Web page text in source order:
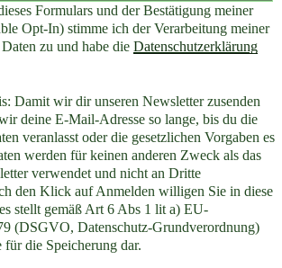
Formulars und der Bestätigung meiner
Opt-In) stimme ich der Verarbeitung meiner
zu und habe die Datenschutzerklärung
Damit wir dir unseren Newsletter zusenden
deine E-Mail-Adresse so lange, bis du die
veranlasst oder die gesetzlichen Vorgaben es
werden für keinen anderen Zweck als das
verwendet und nicht an Dritte
den Klick auf Anmelden willigen Sie in diese
stellt gemäß Art 6 Abs 1 lit a) EU-
(DSGVO, Datenschutz-Grundverordnung)
für die Speicherung dar.